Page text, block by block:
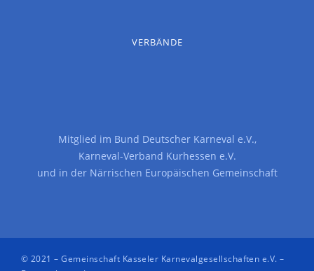
VERBÄNDE
Mitglied im Bund Deutscher Karneval e.V.,
Karneval-Verband Kurhessen e.V.
und in der Närrischen Europäischen Gemeinschaft
© 2021 –Gemeinschaft Kasseler Karnevalgesellschaften e.V. –